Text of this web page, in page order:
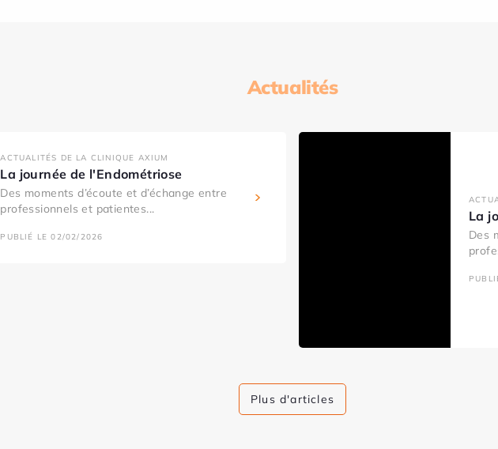
Actualités
ACTUALITÉS DE LA CLINIQUE AXIUM
La journée de l'Endométriose
Des moments d’écoute et d’échange entre
professionnels et patientes...
PUBLIÉ LE 02/02/2026
La
Des
Plus d'articles